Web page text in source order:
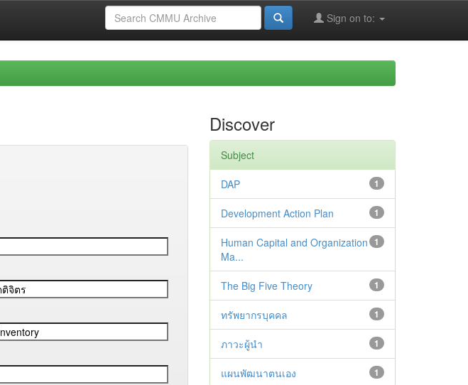
Sign on to:
Discover
Subject
1
DAP
1
Development Action Plan
1
Human Capital and Organization
Ma...
1
The Big Five Theory
1
ทรัพยากรบุคคล
1
ภาวะผู้นำ
1
แผนพัฒนาตนเอง